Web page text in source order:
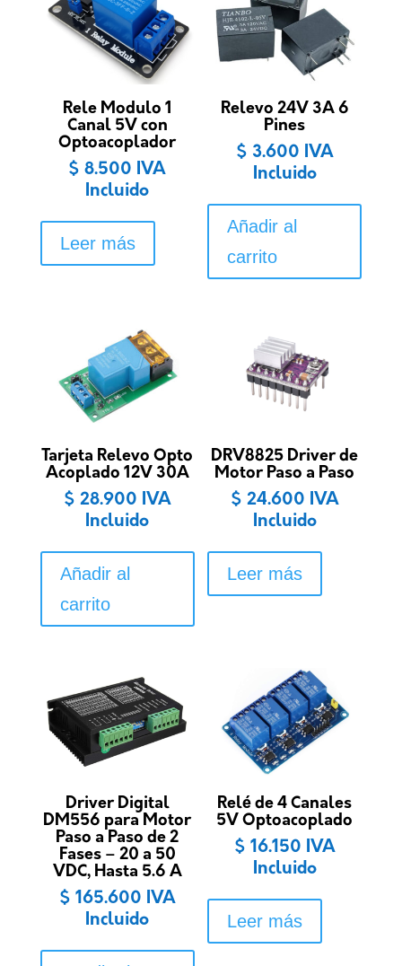
Rele Modulo 1
Canal 5V con
Optoacoplador
$ 8.500 IVA
Incluido
Leer más
Relevo 24V 3A 6
Pines
$ 3.600 IVA
Incluido
Añadir al
carrito
Tarjeta Relevo Opto
Acoplado 12V 30A
$ 28.900 IVA
Incluido
Añadir al
carrito
DRV8825 Driver de
Motor Paso a Paso
$ 24.600 IVA
Incluido
Leer más
Driver Digital
DM556 para Motor
Paso a Paso de 2
Fases – 20 a 50
VDC, Hasta 5.6 A
$ 165.600 IVA
Incluido
Relé de 4 Canales
5V Optoacoplado
$ 16.150 IVA
Incluido
Leer más